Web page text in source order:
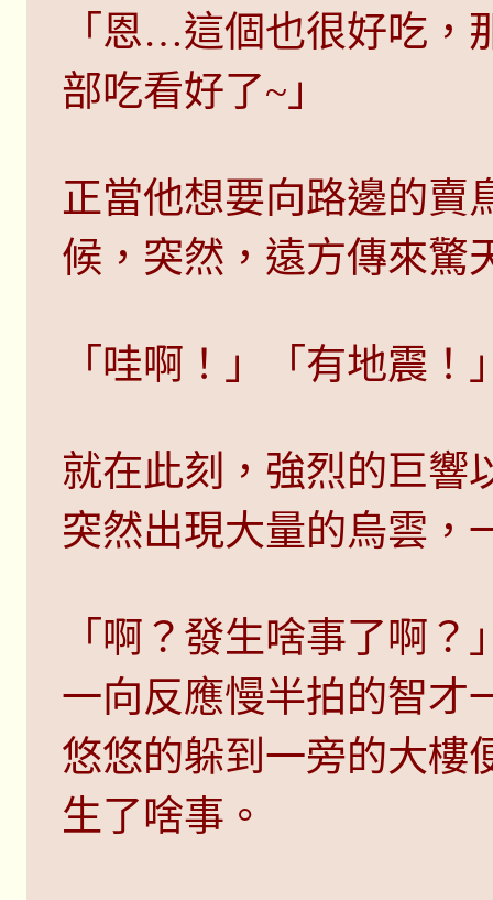
「恩…這個也很好吃，
部吃看好了~」
正當他想要向路邊的賣
候，突然，遠方傳來驚
「哇啊！」「有地震
就在此刻，強烈的巨響
突然出現大量的烏雲，
「啊？發生啥事了啊？
一向反應慢半拍的智才
悠悠的躲到一旁的大樓
生了啥事。